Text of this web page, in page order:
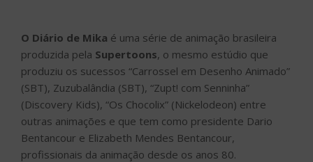
O Diário de Mika é uma série de animação brasileira
produzida pela Supertoons, o mesmo estúdio que
produziu os sucessos “Carrossel em Desenho Animado”
(SBT), Zuzubalândia (SBT), “Zupt! com Senninha”
(Discovery Kids), “Os Chocolix” (Nickelodeon) entre
outras animações e que tem como presidente Dario
Bentancour e Elizabeth Mendes Bentancour,
profissionais da animação desde os anos 80.